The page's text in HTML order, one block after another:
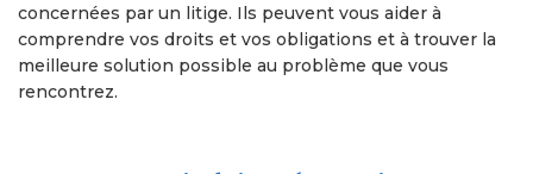
concernées par un litige. Ils peuvent vous aider à
comprendre vos droits et vos obligations et à trouver la
meilleure solution possible au problème que vous
rencontrez.